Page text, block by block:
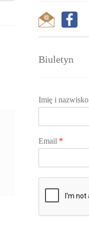
Biuletyn
Imię i nazwisko
Email *